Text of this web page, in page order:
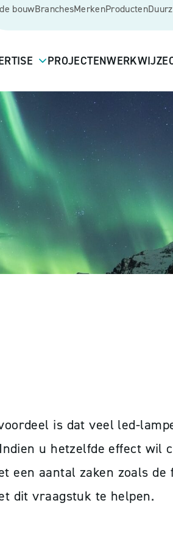
bouwBranchesMerkenProducten
PROJECTENWERKWIJZE
is dat veel led-
u hetzelfde effect wil
een aantal zaken zoals
dit vraagstuk te helpen.